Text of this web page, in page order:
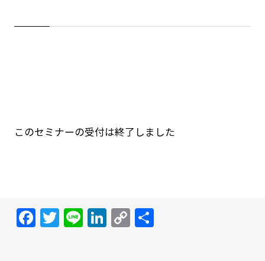
このセミナーの受付は終了しました
Facebook
Twitter
LineLinkedIn
Copy
共